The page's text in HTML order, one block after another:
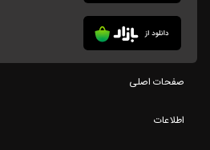
صفحات اصلی
اطلاعات